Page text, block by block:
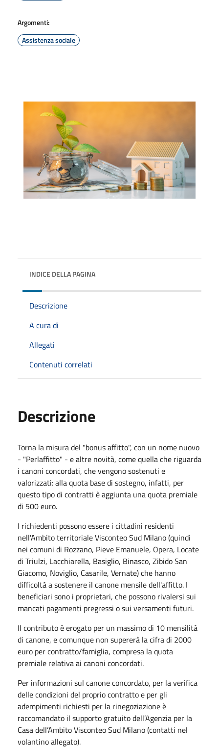
Argomenti:
Assistenza sociale
INDICE DELLA PAGINA
Descrizione
A cura di
Allegati
Contenuti correlati
Descrizione
Torna la misura del "bonus affitto", con un nome nuovo
- "Perlaffitto" - e altre novità, come quella che riguarda
i canoni concordati, che vengono sostenuti e
valorizzati: alla quota base di sostegno, infatti, per
questo tipo di contratti è aggiunta una quota premiale
di 500 euro.
I richiedenti possono essere i cittadini residenti
nell'Ambito territoriale Visconteo Sud Milano (quindi
nei comuni di Rozzano, Pieve Emanuele, Opera, Locate
di Triulzi, Lacchiarella, Basiglio, Binasco, Zibido San
Giacomo, Noviglio, Casarile, Vernate) che hanno
difficoltà a sostenere il canone mensile dell'affitto. I
beneficiari sono i proprietari, che possono rivalersi sui
mancati pagamenti pregressi o sui versamenti futuri.
Il contributo è erogato per un massimo di 10 mensilità
di canone, e comunque non supererà la cifra di 2000
euro per contratto/famiglia, compresa la quota
premiale relativa ai canoni concordati.
Per informazioni sul canone concordato, per la verifica
delle condizioni del proprio contratto e per gli
adempimenti richiesti per la rinegoziazione è
raccomandato il supporto gratuito dell’Agenzia per la
Casa dell’Ambito Visconteo Sud Milano (contatti nel
volantino allegato).